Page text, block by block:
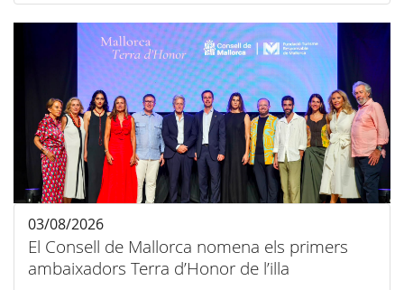
El Consell de Mallorca nomena els primers
ambaixadors Terra d’Honor de l’illa
03/08/2026